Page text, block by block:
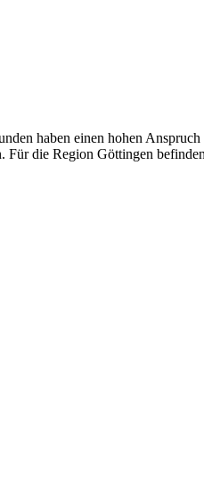
haben einen hohen
die Region Göttingen